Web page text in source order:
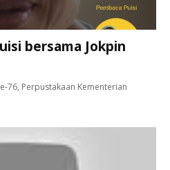
bersama Jokpin
76, Perpustakaan Kementerian